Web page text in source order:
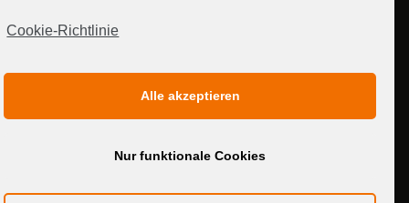
MEDIADATEN
Cookie-Richtlinie
Alle akzeptieren
Nur funktionale Cookies